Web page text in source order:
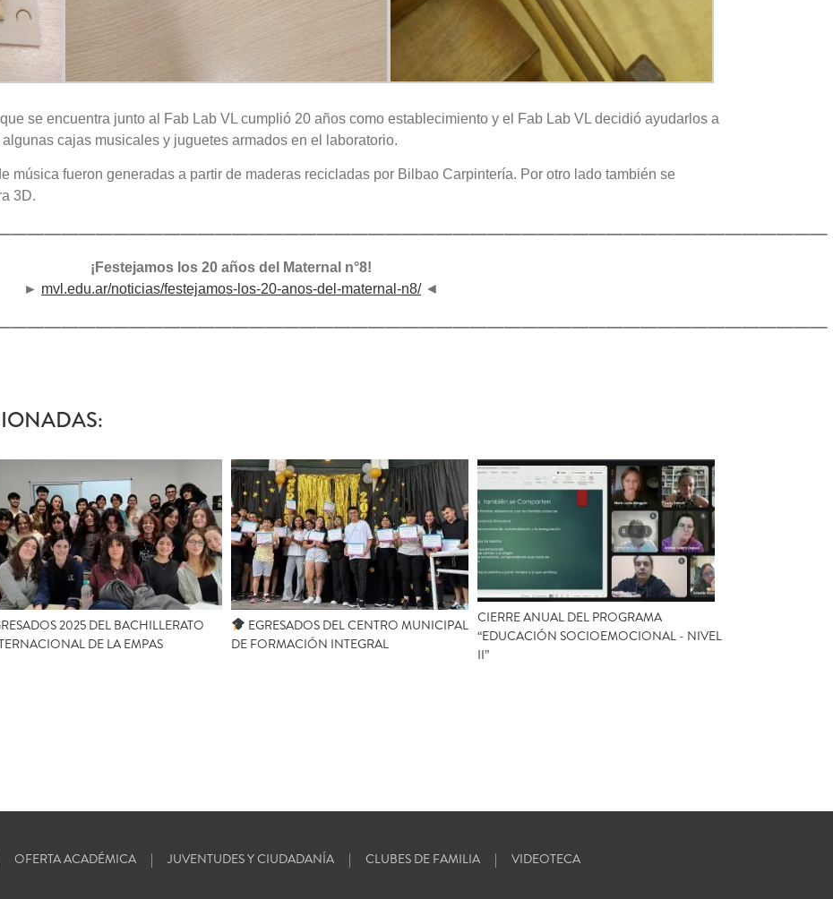
se encuentra junto al Fab Lab VL cumplió 20 años como establecimiento y el Fab Lab VL decidió ayudarlos a
cajas musicales y juguetes armados en el laboratorio.
música fueron generadas a partir de maderas recicladas por Bilbao Carpintería. Por otro lado también se
3D.
¡Festejamos los 20 años del Maternal n°8!
► mvl.edu.ar/noticias/festejamos-los-20-anos-del-maternal-n8/◄
2025 DEL BACHILLERATO
DE LA EMPAS
EGRESADOS DEL CENTRO MUNICIPAL
DE FORMACIÓN INTEGRAL
CIERRE ANUAL DEL PROGRAMA
“EDUCACIÓN SOCIOEMOCIONAL - NIVEL
II”
OFERTA ACADÉMICA JUVENTUDES Y CIUDADANÍA CLUBES DE FAMILIA VIDEOTECA